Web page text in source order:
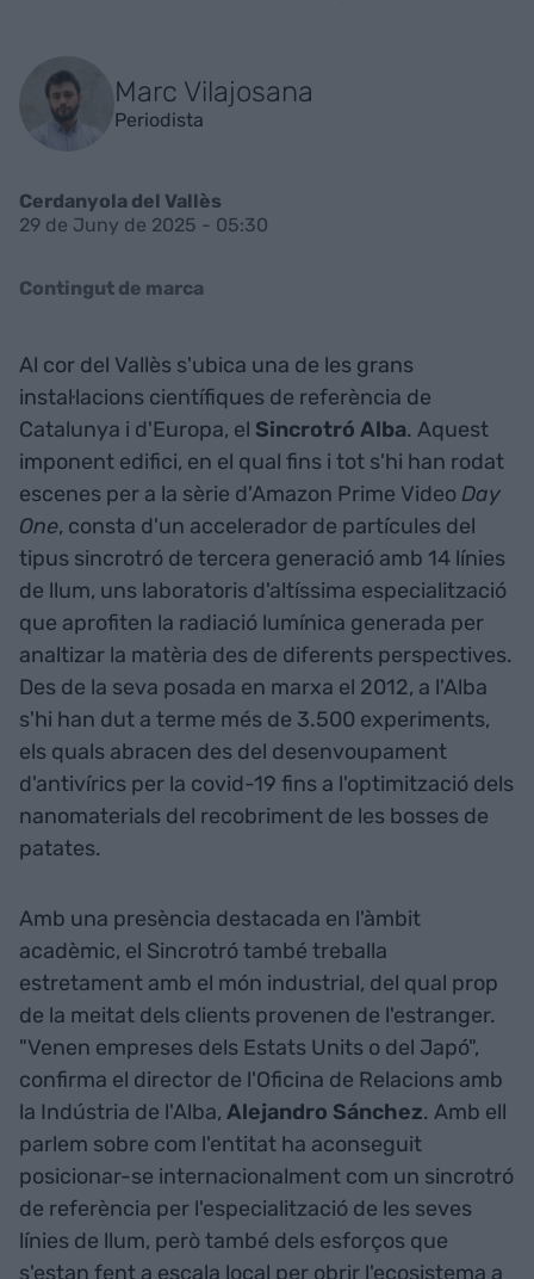
Marc Vilajosana
Periodista
Cerdanyola del Vallès
29 de Juny de 2025 - 05:30
Contingut de marca
Al cor del Vallès s'ubica una de les grans
instal·lacions científiques de referència de
Catalunya i d'Europa, el Sincrotró Alba. Aquest
imponent edifici, en el qual fins i tot s'hi han rodat
escenes per a la sèrie d'Amazon Prime VideoDay
One, consta d'un accelerador de partícules del
tipus sincrotró de tercera generació amb 14 línies
de llum, uns laboratoris d'altíssima especialització
que aprofiten la radiació lumínica generada per
analtizar la matèria des de diferents perspectives.
Des de la seva posada en marxa el 2012, a l'Alba
s'hi han dut a terme més de 3.500 experiments,
els quals abracen des del desenvoupament
d'antivírics per la covid-19 fins a l'optimització dels
nanomaterials del recobriment de les bosses de
patates.
Amb una presència destacada en l'àmbit
acadèmic, el Sincrotró també treballa
estretament amb el món industrial, del qual prop
de la meitat dels clients provenen de l'estranger.
"Venen empreses dels Estats Units o del Japó",
confirma el director de l'Oficina de Relacions amb
la Indústria de l'Alba, Alejandro Sánchez. Amb ell
parlem sobre com l'entitat ha aconseguit
posicionar-se internacionalment com un sincrotró
de referència per l'especialització de les seves
línies de llum, però també dels esforços que
s'estan fent a escala local per obrir l'ecosistema a